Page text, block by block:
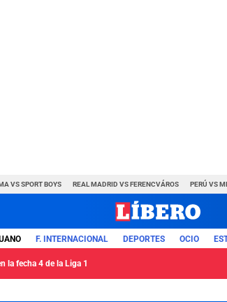
VS SPORT BOYS REAL MADRID VS FERENCVÁROS PERÚ VS
F. INTERNACIONAL DEPORTES OCIO
la fecha 4 de la Liga 1